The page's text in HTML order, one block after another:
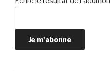
Je m'abonne